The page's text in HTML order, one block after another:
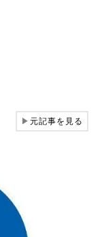
▶元記事を見る